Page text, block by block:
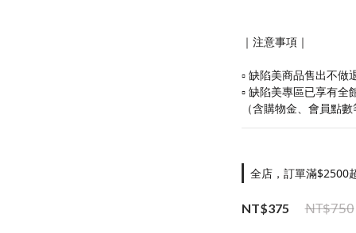
｜注意事項｜
▫️ 缺陷美商品售出不
▫️ 缺陷美專區已享有全
（含購物金、會員點
全店，訂單滿$2500
NT$375 NT$750